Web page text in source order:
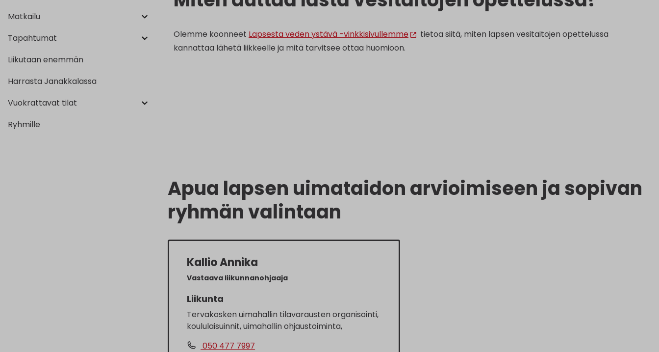
Matkailu
Tapahtumat
Liikutaan enemmän
Harrasta Janakkalassa
Vuokrattavat tilat
Ryhmille
Olemme koonneet Lapsesta veden ystävä -vinkkisivullemme
tietoa siitä, miten lapsen vesitaitojen opettelussa
kannattaa lähetä liikkeelle ja mitä tarvitsee ottaa huomioon.
Apua lapsen uimataidon arvioimiseen ja sopivan
ryhmän valintaan
Kallio Annika
Vastaava liikunnanohjaaja
Liikunta
Tervakosken uimahallin tilavarausten organisointi,
koululaisuinnit, uimahallin ohjaustoiminta,
050 477 7997